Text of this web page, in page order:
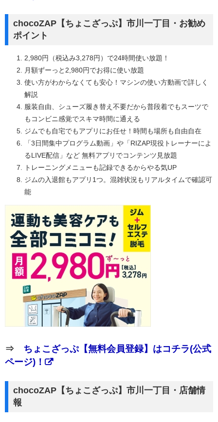
chocoZAP【ちょこざっぷ】市川一丁目・お勧め
ポイント
2,980円（税込み3,278円）で24時間使い放題！
月額ずーっと2,980円でお得に使い放題
使い方がわからなくても安心！マシンの使い方動画で詳しく
解説
服装自由、シューズ履き替え不要だから普段着でもスーツで
もコンビニ感覚でスキマ時間に通える
ジムでも自宅でもアプリにお任せ！時間も場所も自由自在
「3日間集中プログラム動画」や「RIZAP現役トレーナーによ
るLIVE配信」など 無料アプリでコンテンツ見放題
トレーニングメニューも記録できるからやる気UP
ジムの入退館もアプリ1つ。混雑状況もリアルタイムで確認可
能
⇒ ちょこざっぷ【無料会員登録】はコチラ(公式
ページ)！
chocoZAP【ちょこざっぷ】市川一丁目・店舗情
報